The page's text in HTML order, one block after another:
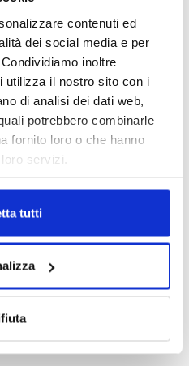
contenuti ed
dei social media e per
inoltre
utilizza il nostro sito con i
di analisi dei dati web,
potrebbero combinarle
fornito loro o che hanno
servizi.
tutti